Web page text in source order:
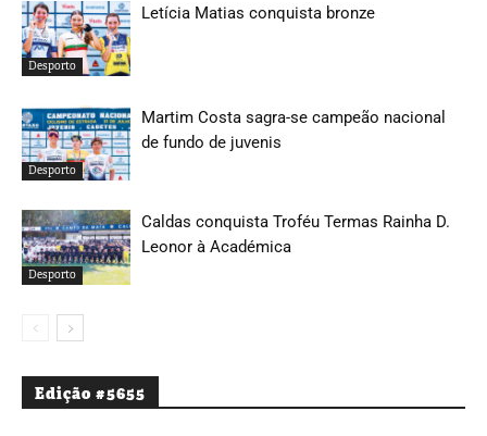
Desporto
Letícia Matias conquista bronze
Desporto
Martim Costa sagra-se campeão nacional
de fundo de juvenis
Desporto
Caldas conquista Troféu Termas Rainha D.
Leonor à Académica
Edição #5655